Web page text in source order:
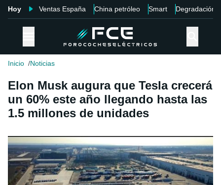
Hoy Ventas España China petróleo Smart Degradación
Inicio Noticias
Elon Musk augura que Tesla crecerá
un 60% este año llegando hasta las
1.5 millones de unidades